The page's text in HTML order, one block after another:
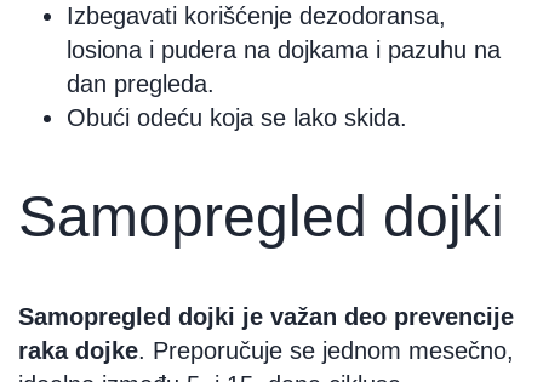
Izbegavati korišćenje dezodoransa,
losiona i pudera na dojkama i pazuhu na
dan pregleda.
Obući odeću koja se lako skida.
Samopregled dojki
Samopregled dojki je važan deo prevencije
raka dojke. Preporučuje se jednom mesečno,